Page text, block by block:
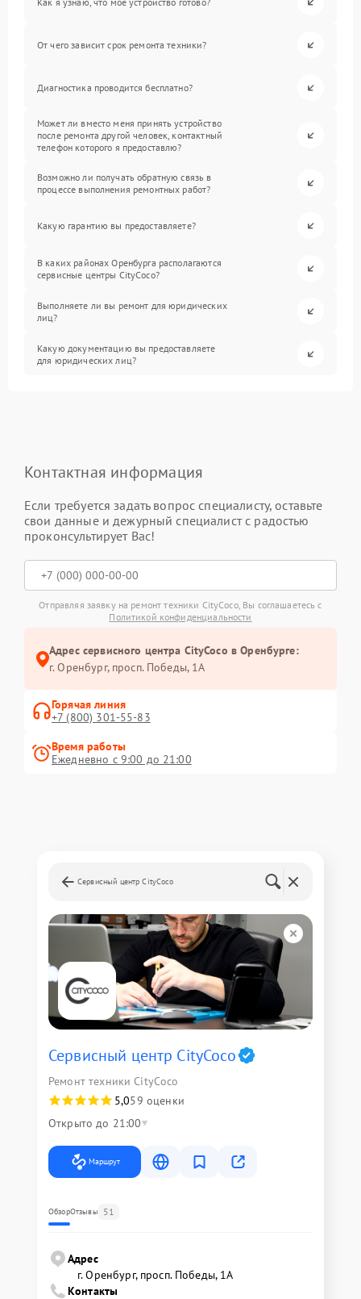
От чего зависит срок ремонта техники?
Диагностика проводится бесплатно?
Может ли вместо меня принять устройство
после ремонта другой человек, контактный
телефон которого я предоставлю?
Возможно ли получать обратную связь в
процессе выполнения ремонтных работ?
Какую гарантию вы предоставляете?
В каких районах Оренбурга располагаются
сервисные центры CityCoco?
Выполняете ли вы ремонт для юридических
лиц?
Какую документацию вы предоставляете
для юридических лиц?
Контактная информация
Если требуется задать вопрос специалисту, оставьте
свои данные и дежурный специалист с радостью
проконсультирует Вас!
Отправляя заявку на ремонт техники CityCoco, Вы соглашаетесь с
Политикой конфиденциальности
Адрес сервисного центра CityCoco в Оренбурге:
г. Оренбург, просп. Победы, 1А
Горячая линия
+7 (800) 301-55-83
Время работы
Ежедневно с 9:00 до 21:00
Сервисный центр CityCoco
Сервисный центр CityCoco
Ремонт техники CityCoco
5,059 оценки
Открыто до 21:00
Маршрут
ОбзорОтзывы 51
Адрес
г. Оренбург, просп. Победы, 1А
Контакты